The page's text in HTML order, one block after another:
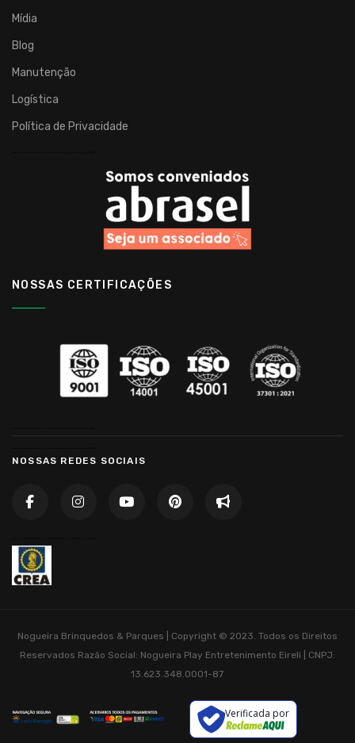
Mídia
Blog
Manutenção
Logística
Política de Privacidade
NOSSAS CERTIFICAÇÕES
NOSSAS REDES SOCIAIS
Nogueira Brinquedos & Parques | Copyright © 2023. Todos os Direitos
Reservados Razão Social: Nogueira Play Entretenimento Eireli | CNPJ:
13.623.348.0001-87
Verificada por